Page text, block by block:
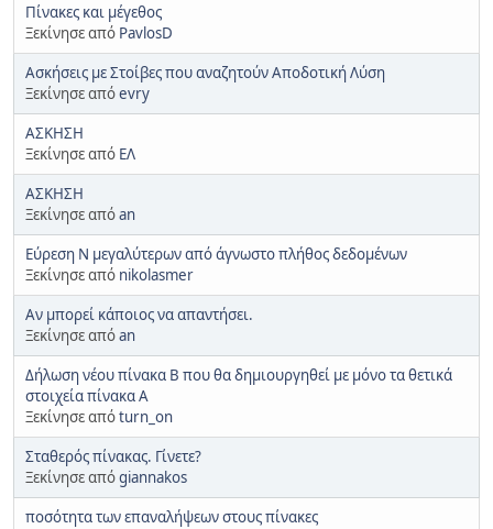
Πίνακες και μέγεθος
Ξεκίνησε από PavlosD
Ασκήσεις με Στοίβες που αναζητούν Αποδοτική Λύση
Ξεκίνησε απόevry
ΑΣΚΗΣΗ
Ξεκίνησε από ΕΛ
ΑΣΚΗΣΗ
Ξεκίνησε απόan
Εύρεση Ν μεγαλύτερων από άγνωστο πλήθος δεδομένων
Ξεκίνησε από nikolasmer
Αν μπορεί κάποιος να απαντήσει.
Ξεκίνησε απόan
Δήλωση νέου πίνακα Β που θα δημιουργηθεί με μόνο τα θετικά
στοιχεία πίνακα Α
Ξεκίνησε απόturn_on
Σταθερός πίνακας. Γίνετε?
Ξεκίνησε απόgiannakos
ποσότητα των επαναλήψεων στους πίνακες